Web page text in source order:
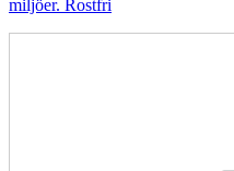
miljöer. Rostfri